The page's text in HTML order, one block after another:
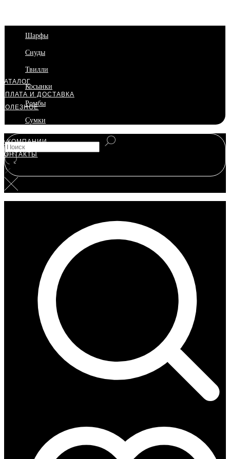
КАТАЛОГ
ОПЛАТА И ДОСТАВКА
ПОЛЕЗНОЕ
О КОМПАНИИ
КОНТАКТЫ
Шарфы
Снуды
Твилли
Косынки
Ромбы
Сумки